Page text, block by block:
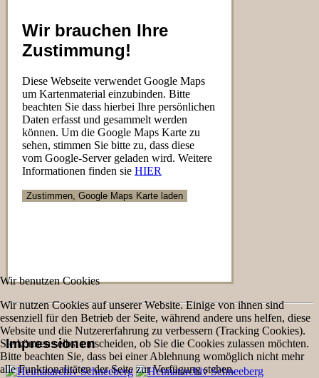
Wir brauchen Ihre
Zustimmung!
Diese Webseite verwendet Google Maps
um Kartenmaterial einzubinden. Bitte
beachten Sie dass hierbei Ihre persönlichen
Daten erfasst und gesammelt werden
können. Um die Google Maps Karte zu
sehen, stimmen Sie bitte zu, dass diese
vom Google-Server geladen wird. Weitere
Informationen finden sie HIER
Impressionen
Wir benutzen Cookies
Wir nutzen Cookies auf unserer Website. Einige von ihnen sind
essenziell für den Betrieb der Seite, während andere uns helfen, diese
Website und die Nutzererfahrung zu verbessern (Tracking Cookies).
Sie können selbst entscheiden, ob Sie die Cookies zulassen möchten.
Bitte beachten Sie, dass bei einer Ablehnung womöglich nicht mehr
alle Funktionalitäten der Seite zur Verfügung stehen.